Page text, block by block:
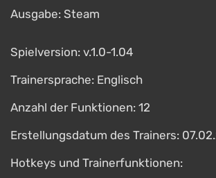
Ausgabe: Steam
Spielversion: v.1.0-1.04
Trainersprache: Englisch
Anzahl der Funktionen: 12
Erstellungsdatum des Trainers:
Hotkeys und Trainerfunktionen: